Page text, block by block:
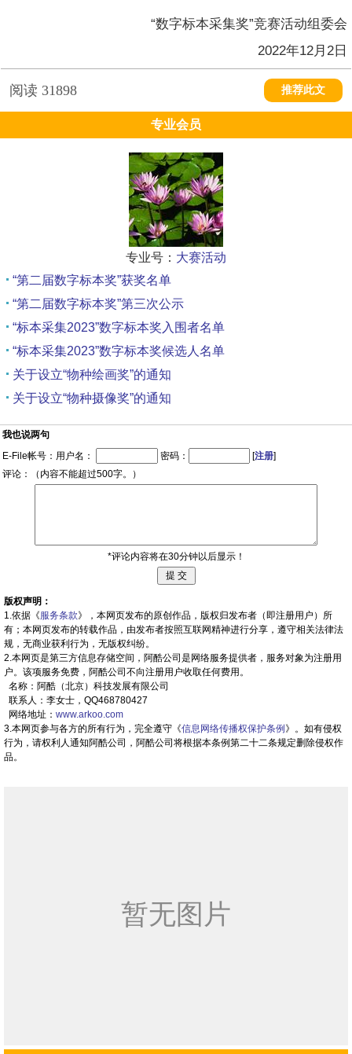
“数字标本采集奖”竞赛活动组委会
2022年12月2日
阅读 31898 推荐此文
专业会员
专业号： 大赛活动
“第二届数字标本奖”获奖名单
“第二届数字标本奖”第三次公示
“标本采集2023”数字标本奖入围者名单
“标本采集2023”数字标本奖候选人名单
关于设立“物种绘画奖”的通知
关于设立“物种摄像奖”的通知
我也说两句
E-File帐号：用户名：
密码： [注册]
评论：（内容不能超过500字。）
*评论内容将在30分钟以后显示！
版权声明：
1.依据《服务条款》，本网页发布的原创作品，版权归发布者（即注册用户）所
有；本网页发布的转载作品，由发布者按照互联网精神进行分享，遵守相关法律法
规，无商业获利行为，无版权纠纷。
2.本网页是第三方信息存储空间，阿酷公司是网络服务提供者，服务对象为注册用
户。该项服务免费，阿酷公司不向注册用户收取任何费用。
名称：阿酷（北京）科技发展有限公司
联系人：李女士，QQ468780427
网络地址： www.arkoo.com
3.本网页参与各方的所有行为，完全遵守《信息网络传播权保护条例 》。如有侵权
行为，请权利人通知阿酷公司，阿酷公司将根据本条例第二十二条规定删除侵权作
品。